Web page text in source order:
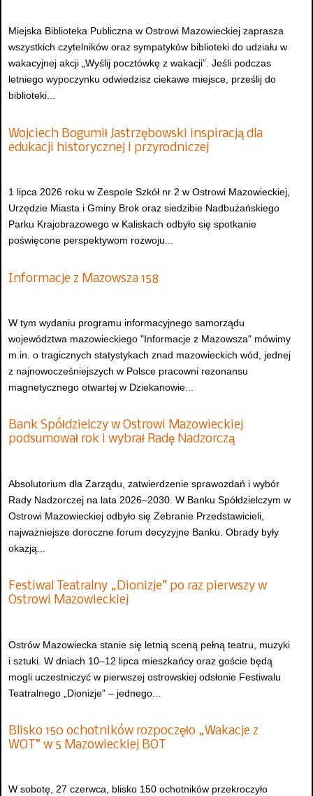
Miejska Biblioteka Publiczna w Ostrowi Mazowieckiej zaprasza
wszystkich czytelników oraz sympatyków biblioteki do udziału w
wakacyjnej akcji „Wyślij pocztówkę z wakacji”. Jeśli podczas
letniego wypoczynku odwiedzisz ciekawe miejsce, prześlij do
biblioteki...
Wojciech Bogumił Jastrzębowski inspiracją dla
edukacji historycznej i przyrodniczej
1 lipca 2026 roku w Zespole Szkół nr 2 w Ostrowi Mazowieckiej,
Urzędzie Miasta i Gminy Brok oraz siedzibie Nadbużańskiego
Parku Krajobrazowego w Kaliskach odbyło się spotkanie
poświęcone perspektywom rozwoju...
Informacje z Mazowsza 158
W tym wydaniu programu informacyjnego samorządu
województwa mazowieckiego "Informacje z Mazowsza" mówimy
m.in. o tragicznych statystykach znad mazowieckich wód, jednej
z najnowocześniejszych w Polsce pracowni rezonansu
magnetycznego otwartej w Dziekanowie...
Bank Spółdzielczy w Ostrowi Mazowieckiej
podsumował rok i wybrał Radę Nadzorczą
Absolutorium dla Zarządu, zatwierdzenie sprawozdań i wybór
Rady Nadzorczej na lata 2026–2030. W Banku Spółdzielczym w
Ostrowi Mazowieckiej odbyło się Zebranie Przedstawicieli,
najważniejsze doroczne forum decyzyjne Banku. Obrady były
okazją...
Festiwal Teatralny „Dionizje” po raz pierwszy w
Ostrowi Mazowieckiej
Ostrów Mazowiecka stanie się letnią sceną pełną teatru, muzyki
i sztuki. W dniach 10–12 lipca mieszkańcy oraz goście będą
mogli uczestniczyć w pierwszej ostrowskiej odsłonie Festiwalu
Teatralnego „Dionizje” – jednego...
Blisko 150 ochotników rozpoczęło „Wakacje z
WOT” w 5 Mazowieckiej BOT
W sobotę, 27 czerwca, blisko 150 ochotników przekroczyło